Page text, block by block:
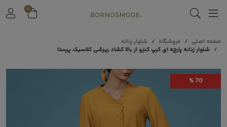
0
صفحه اصلی فروشگاه
شلوار زنانه
شلوار زنانه پارچه ای کرپ کنزو از بالا کشاد ریزشی کلاسیک پرستا
70 %